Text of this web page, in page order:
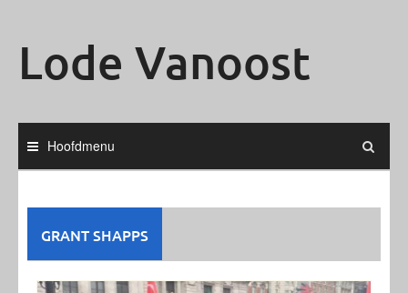
Lode Vanoost
Hoofdmenu
GRANT SHAPPS